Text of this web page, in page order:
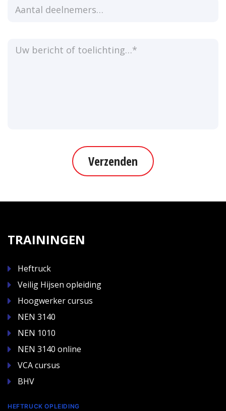
Verzenden
TRAININGEN
Heftruck
Veilig Hijsen opleiding
Hoogwerker cursus
NEN 3140
NEN 1010
NEN 3140 online
VCA cursus
BHV
HEFTRUCK OPLEIDING